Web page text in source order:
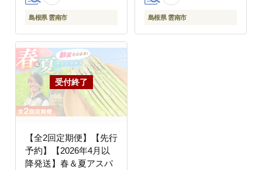
島根県 雲南市 島根県 雲南市
【全2回定期便】【先行
予約】【2026年4月以
降発送】春＆夏アスパ